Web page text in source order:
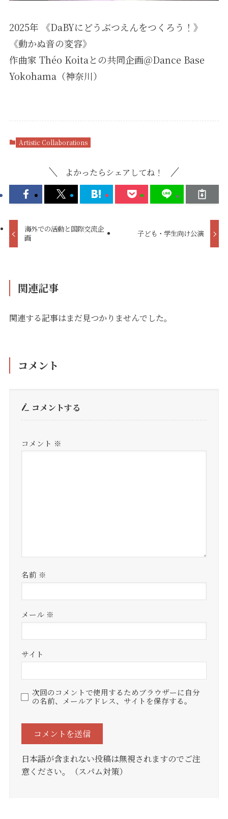
2025年 《DaBYにどうぶつえんをつくろう！ 》
《動かぬ音の変容》
作曲家 Théo Koitaとの共同企画＠Dance Base
Yokohama（神奈川）
Artistic Collaborations
よかったらシェアしてね！
海外での活動と国際交流企
画
子ども・学生向け公演
関連記事
関連する記事はまだ見つかりませんでした。
コメント
コメントする
コメント ※
名前 ※
メール ※
サイト
次回のコメントで使用するためブラウザーに自分
の名前、メールアドレス、サイトを保存する。
日本語が含まれない投稿は無視されますのでご注
意ください。（スパム対策）